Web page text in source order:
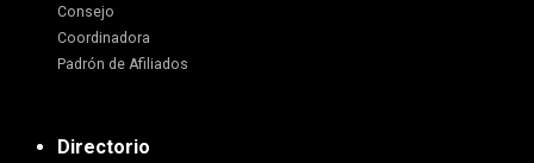
Consejo
Coordinadora
Padrón de Afiliados
Directorio